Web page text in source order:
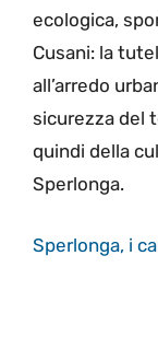
ecologica,
Cusani: la
all’arredo
sicurezza del
quindi della
Sperlonga.
Sperlonga, i